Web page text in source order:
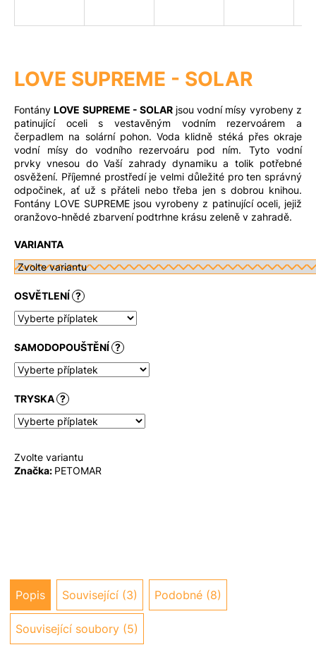
Přihlášení
LOVE SUPREME - SOLAR
FontányLOVE SUPREME - SOLAR jsou vodní mísy vyrobeny z
patinující oceli s vestavěným vodním rezervoárem a
čerpadlem na solární pohon. Voda klidně stéká přes okraje
vodní mísy do vodního rezervoáru pod ním. Tyto vodní
prvky vnesou do Vaší zahrady dynamiku a tolik potřebné
osvěžení. Příjemné prostředí je velmi důležité pro ten správný
odpočinek, ať už s přáteli nebo třeba jen s dobrou knihou.
Fontány LOVE SUPREME jsou vyrobeny z patinující oceli, jejiž
oranžovo-hnědé zbarvení podtrhne krásu zeleně v zahradě.
VARIANTA
OSVĚTLENÍ ?
SAMODOPOUŠTĚNÍ ?
TRYSKA ?
Zvolte variantu
Značka: PETOMAR
Popis Související (3) Podobné (8)
Související soubory (5)
t
?
Hledat
D
p
o
r
u
č
u
j
e
m